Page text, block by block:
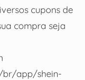
cupons de
compra seja
br/app/shein-